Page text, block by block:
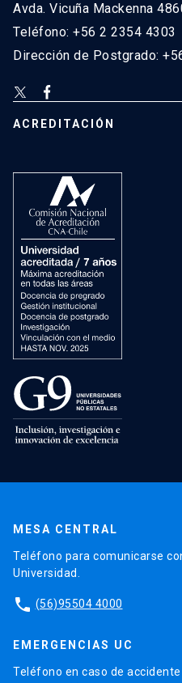
Avda. Vicuña Mackenna
Teléfono: +56 2 2354 4303
Dirección de Postgrado:
ACREDITACIÓN
MESA CENTRAL
Teléfono para comunicarse
Universidad.
phone (56)95504 4000
EMERGENCIAS UC
Teléfono en caso de